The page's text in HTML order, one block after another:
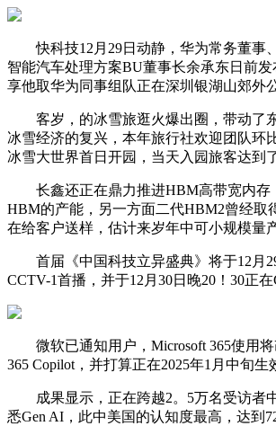
快科技12月29日动静，华为常务董事、
智能汽车处理方案BU董事长余承东日前
享他取华为同事组队正在深圳银湖山郊外
客岁，的冰雪旅逛火爆出圈，带动了
冰雪经济的复兴，本年旅行社欢迎团队环
冰雪大世界首日开园，当天入园旅客达到
长鑫还正在鼎力推进HBM高带宽内存
HBM的产能，另一方面二代HBM2曾经取
在给客户送样，估计来岁年中可小规模量产
首届《中国科技立异盛典》将于12月
CCTV-1首播，并于12月30日晚20！30正在
微软已通知用户，Microsoft 365使用将
365 Copilot，并打算正在2025年1月中旬生
成果显示，正在跨越2。5万名受访者
悉Gen AI，此中美国的认知度最高，达到